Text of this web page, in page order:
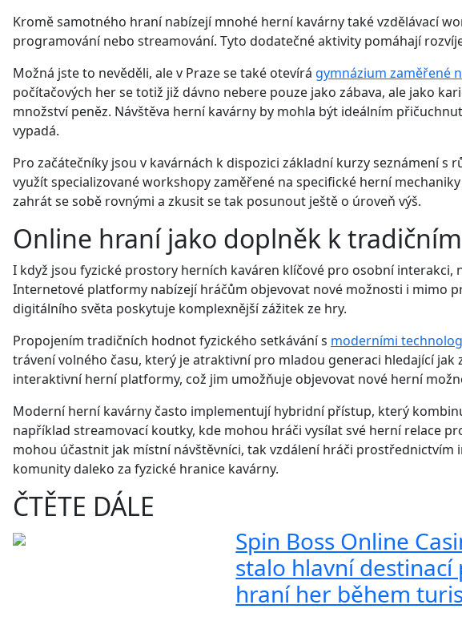
Kromě samotného hraní nabízejí mnohé herní kavárny také vzdělávací
programování nebo streamování. Tyto dodatečné aktivity pomáhají
Možná jste to nevěděli, ale v Praze se také otevírá gymnázium zaměřené
počítačových her se totiž již dávno nebere pouze jako zábava, ale jako
množství peněz. Návštěva herní kavárny by mohla být ideálním
vypadá.
Pro začátečníky jsou v kavárnách k dispozici základní kurzy seznámení
využít specializované workshopy zaměřené na specifické herní
zahrát se sobě rovnými a zkusit se tak posunout ještě o úroveň výš.
Online hraní jako doplněk k
I když jsou fyzické prostory herních kaváren klíčové pro osobní
Internetové platformy nabízejí hráčům objevovat nové možnosti i mimo
digitálního světa poskytuje komplexnější zážitek ze hry.
Propojením tradičních hodnot fyzického setkávání s moderními
trávení volného času, který je atraktivní pro mladou generaci hledající
interaktivní herní platformy, což jim umožňuje objevovat nové herní
Moderní herní kavárny často implementují hybridní přístup, který
například streamovací koutky, kde mohou hráči vysílat své herní relace
mohou účastnit jak místní návštěvníci, tak vzdálení hráči
komunity daleko za fyzické hranice kavárny.
ČTĚTE DÁLE
Spin Boss Online
stalo hlavní destinací
hraní her během